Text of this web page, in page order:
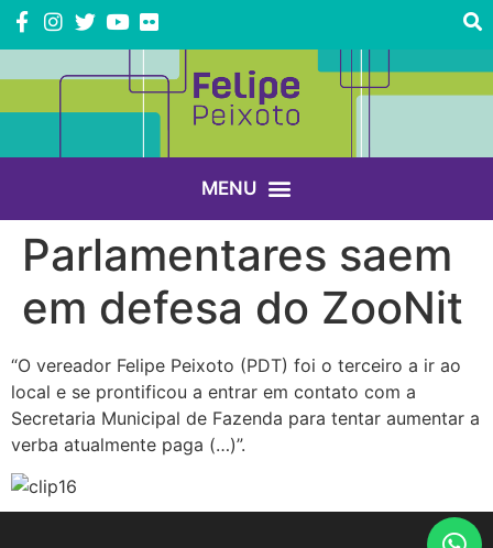
Parlamentares saem
em defesa do ZooNit
“O vereador Felipe Peixoto (PDT) foi o terceiro a ir ao
local e se prontificou a entrar em contato com a
Secretaria Municipal de Fazenda para tentar aumentar a
verba atualmente paga (…)”.